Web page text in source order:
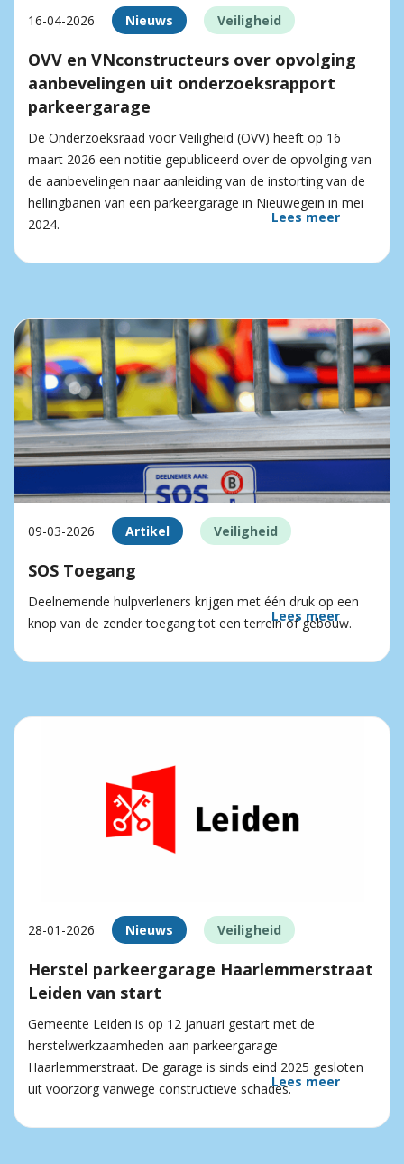
16-04-2026 Nieuws Veiligheid
OVV en VNconstructeurs over opvolging
aanbevelingen uit onderzoeksrapport
parkeergarage
De Onderzoeksraad voor Veiligheid (OVV) heeft op 16
maart 2026 een notitie gepubliceerd over de opvolging van
de aanbevelingen naar aanleiding van de instorting van de
hellingbanen van een parkeergarage in Nieuwegein in mei
2024.
Lees meer
09-03-2026 Artikel Veiligheid
SOS Toegang
Deelnemende hulpverleners krijgen met één druk op een
knop van de zender toegang tot een terrein of gebouw.
Lees meer
28-01-2026 Nieuws Veiligheid
Herstel parkeergarage Haarlemmerstraat
Leiden van start
Gemeente Leiden is op 12 januari gestart met de
herstelwerkzaamheden aan parkeergarage
Haarlemmerstraat. De garage is sinds eind 2025 gesloten
uit voorzorg vanwege constructieve schades.Lees meer